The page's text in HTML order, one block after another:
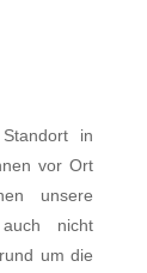
in
vor Ort
unsere
auch nicht
um die